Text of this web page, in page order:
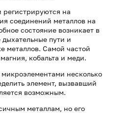
на
соединений металлов на
состояние возникает в
дыхательные пути и
металлов. Самой частой
кобальта и меди.
несколько
элемент, вызвавший
возможным.
металлам, но его